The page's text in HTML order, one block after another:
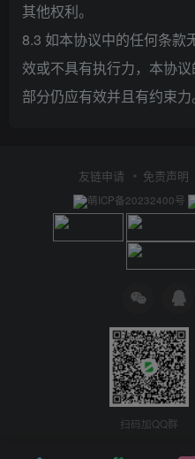
其他权利。
8.3 如本协议中的任何条款
效或不具有执行力，本协
部分仍应有效并且有约束力
友链申请 免责声明
萌ICP备20232400号
扫码加QQ群